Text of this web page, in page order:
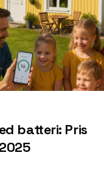
batteri: Pris